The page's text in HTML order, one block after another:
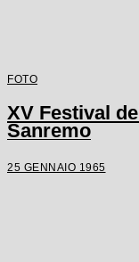
FOTO
XV Festival
Sanremo
25 GENNAIO 1965